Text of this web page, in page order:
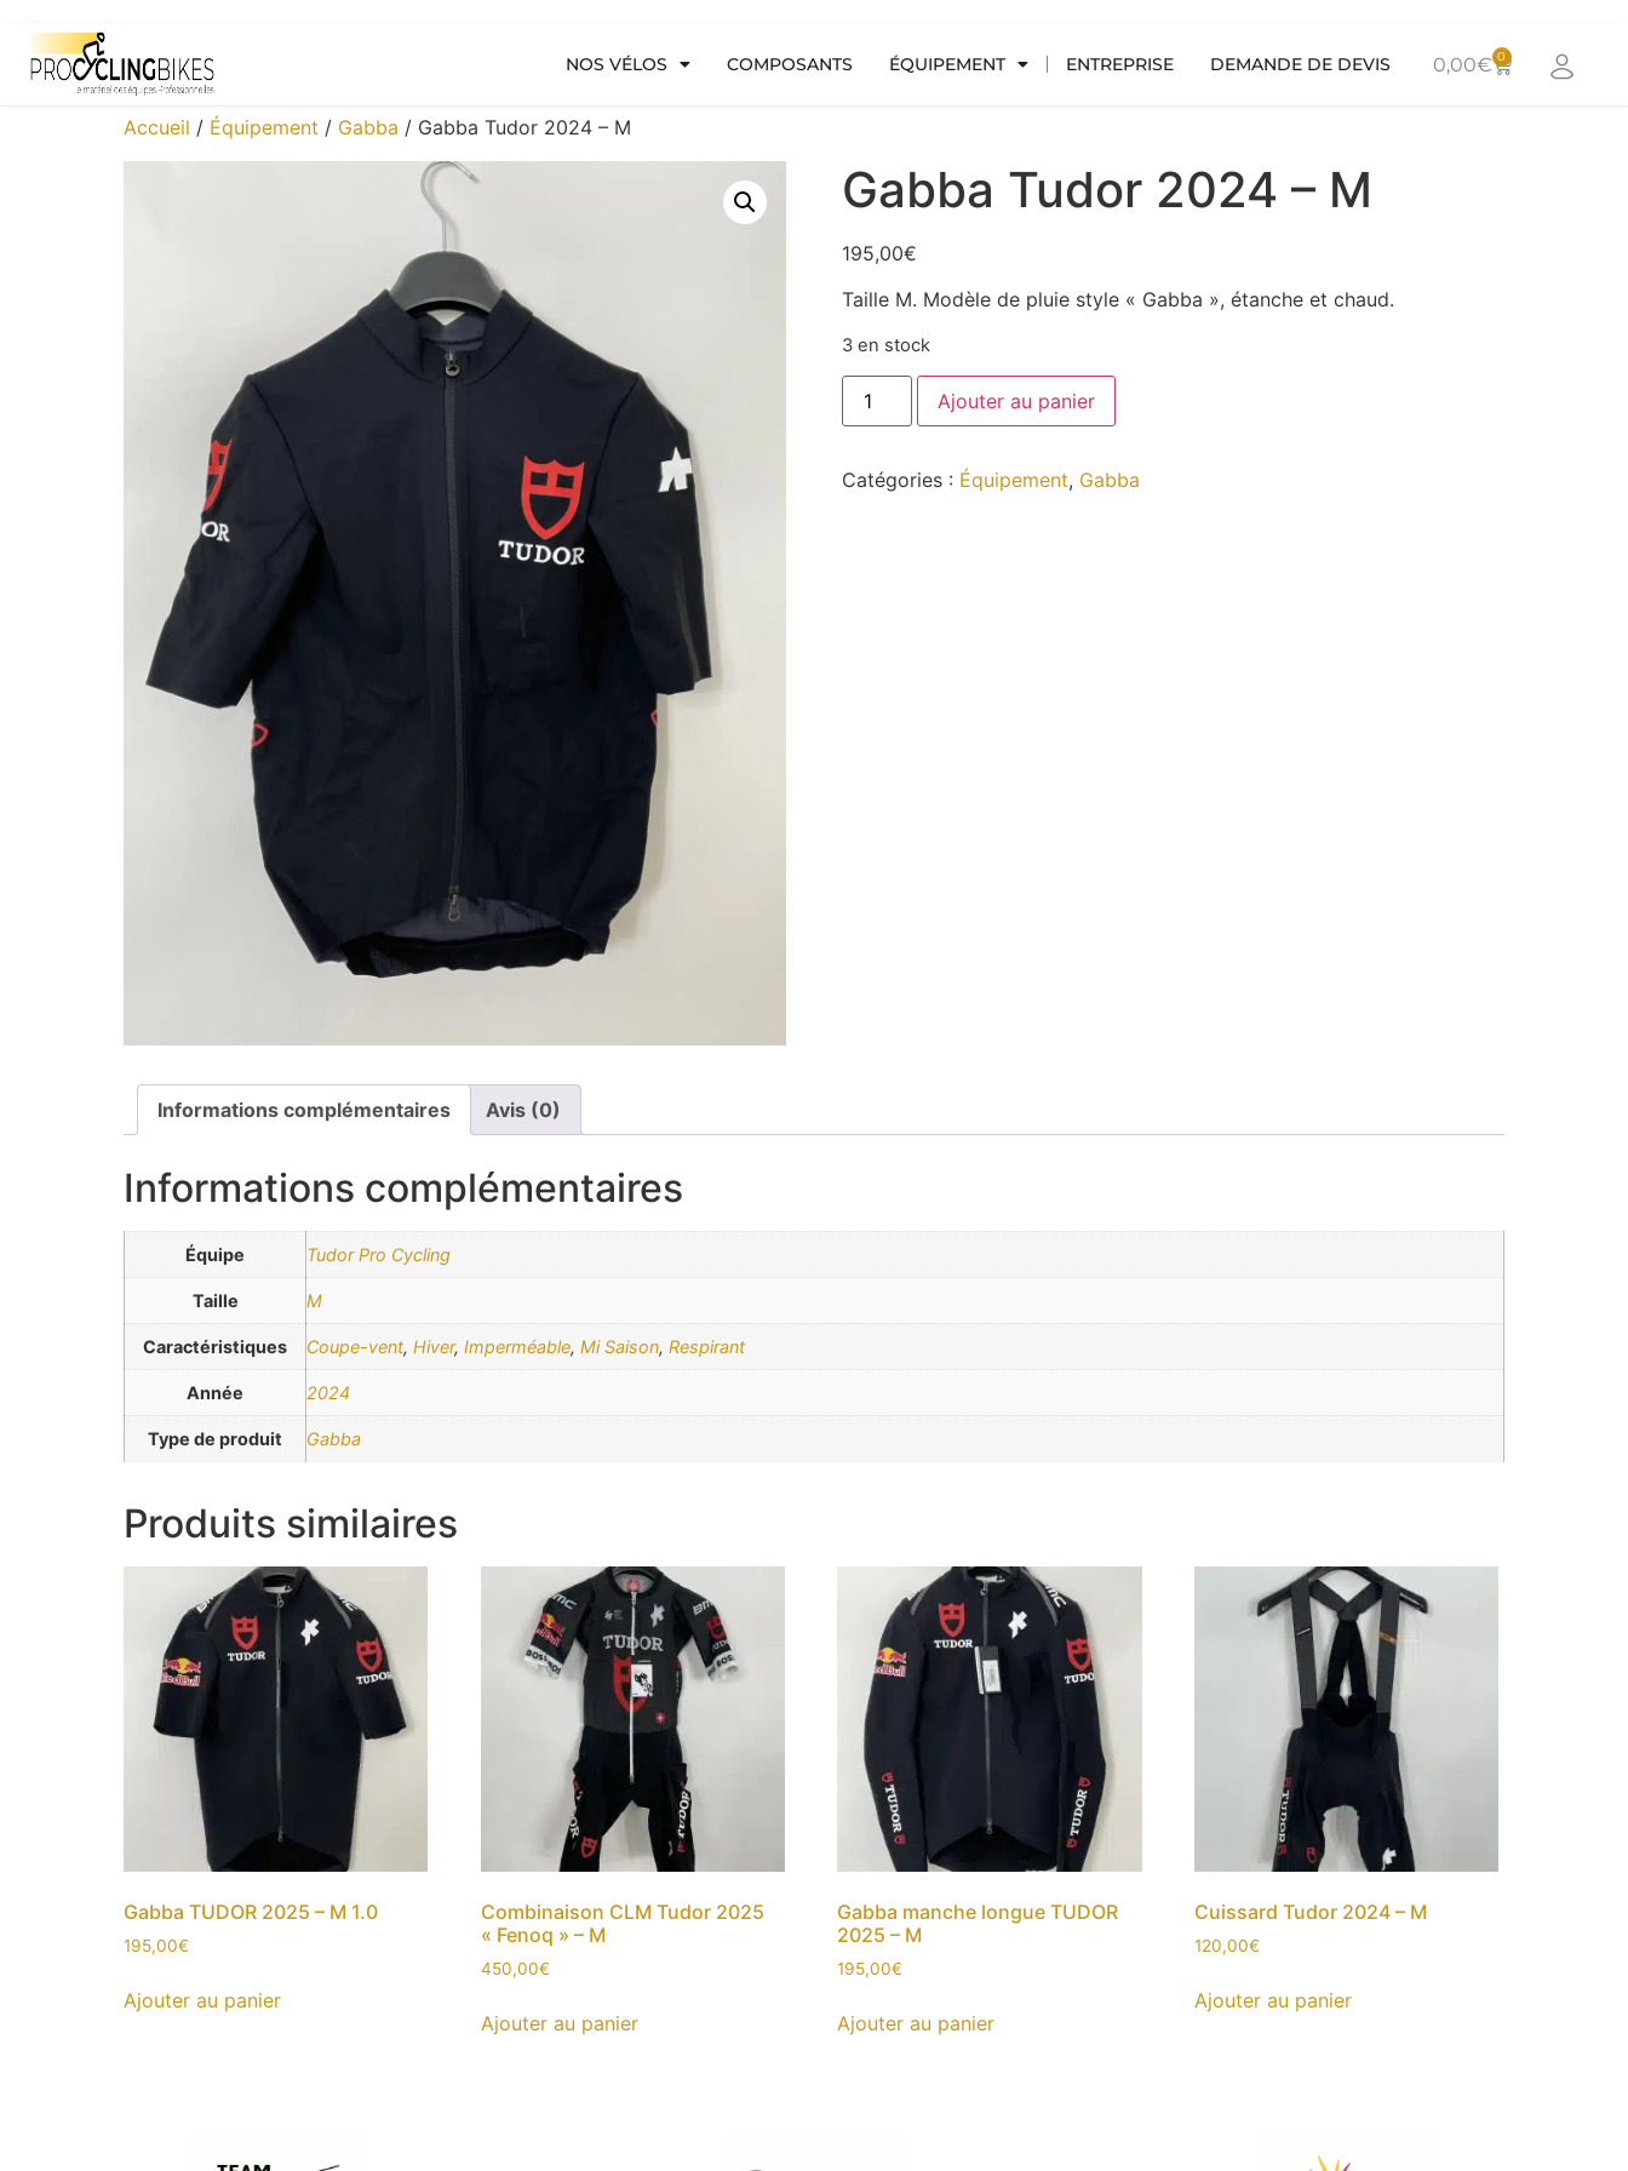
NOS VÉLOS COMPOSANTS ÉQUIPEMENT ENTREPRISE DEMANDE DE DEVIS 0,00€ 0
Accueil / Équipement / Gabba / Gabba Tudor 2024 – M
Gabba Tudor 2024 – M
195,00€
Taille M. Modèle de pluie style « Gabba », étanche et chaud.
3 en stock
Ajouter au panier
Catégories : Équipement, Gabba
Informations complémentaires Avis (0)
Informations complémentaires
Équipe Tudor Pro Cycling
Taille M
Caractéristiques Coupe-vent, Hiver, Imperméable, Mi Saison, Respirant
Année 2024
Type de produit Gabba
Produits similaires
Gabba TUDOR 2025 – M 1.0
195,00€
Ajouter au panier
Combinaison CLM Tudor 2025
« Fenoq » – M
450,00€
Ajouter au panier
Gabba manche longue TUDOR
2025 – M
195,00€
Ajouter au panier
Cuissard Tudor 2024 – M
120,00€
Ajouter au panier